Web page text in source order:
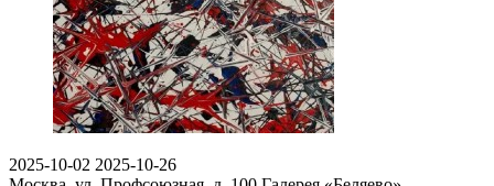
2025-10-02 2025-10-26